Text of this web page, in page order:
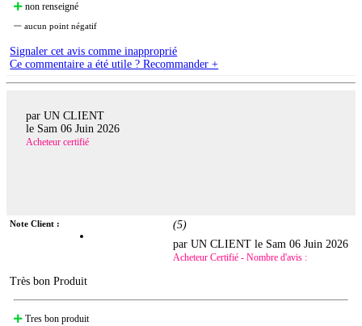
non renseigné
aucun point négatif
Signaler cet avis comme inapproprié
Ce commentaire a été utile ? Recommander +
par UN CLIENT
le Sam 06 Juin 2026
Acheteur certifié
Note Client : (5)
par UN CLIENT le Sam 06 Juin 2026
Acheteur Certifié - Nombre d'avis :
Très bon Produit
Tres bon produit